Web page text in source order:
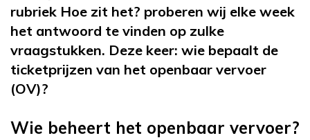
rubriek Hoe zit het? proberen wij elke week
het antwoord te vinden op zulke
vraagstukken. Deze keer: wie bepaalt de
ticketprijzen van het openbaar vervoer
(OV)?
Wie beheert het openbaar vervoer?